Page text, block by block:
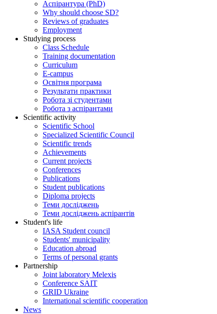
Aспірантура (PhD)
Why should choose SD?
Reviews of graduates
Employment
Studying process
Class Schedule
Training documentation
Curriculum
E-campus
Освітня програма
Результати практики
Робота зі студентами
Робота з аспірантами
Scientific activity
Scientific School
Specialized Scientific Council
Scientific trends
Achievements
Current projects
Conferences
Publications
Student publications
Diploma projects
Теми досліджень
Теми досліджень аспірантів
Student's life
IASA Student council
Students' municipality
Education abroad
Terms of personal grants
Partnership
Joint laboratory Melexis
Conference SAIT
GRID Ukraine
International scientific cooperation
News